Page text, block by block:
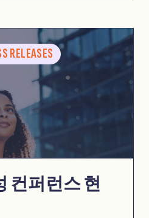
RELEASES
컨퍼런스 현